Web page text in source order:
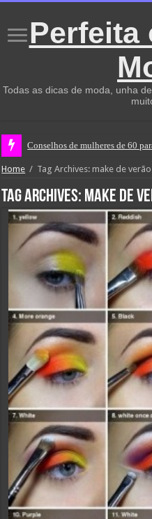
Perfeita
Todas as dicas de moda, unha
Conselhos de mulheres de 60
Home / Tag Archives: make de verão
Tag Archives: make de